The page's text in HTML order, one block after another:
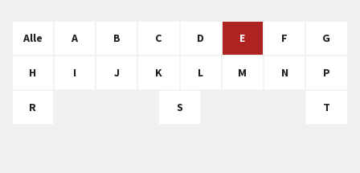
Alle A B C D E F G
H I J K L M N P
R S T